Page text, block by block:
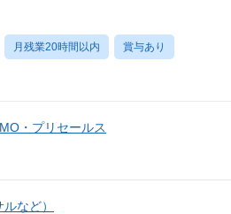
月残業20時間以内 賞与あり
・プリセールス
など）